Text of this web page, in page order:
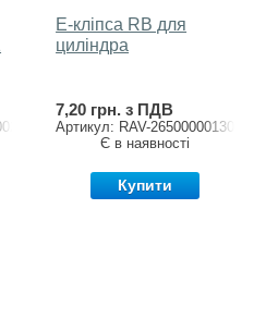
BA
Е-кліпса RB для
циліндра
7,20 грн. з ПДВ
Артикул: RAV-26500000130
Є в наявності
Купити